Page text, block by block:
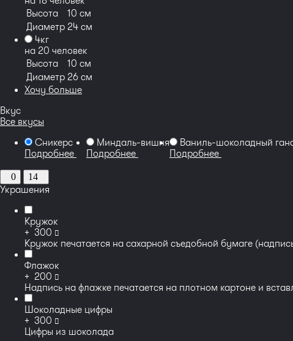
Высота
10 см
Диаметр 24 см
4кг
на 20 человек
Высота
10 см
Диаметр 26 см
Хочу больше
Вкус
Все вкусы
Сникерс
Подробнее
Миндаль-вишня
Подробнее
Ваниль-шоколадный
Подробнее
0 14
Украшения
Кружок
+ 300 руб
Кружок печатается на сахарной съедобной бумаге
Флажок
+ 200 руб
Надпись на флажке печатается на плотном картоне и
Шоколадные цифры
+ 300 руб
Цифры из шоколада